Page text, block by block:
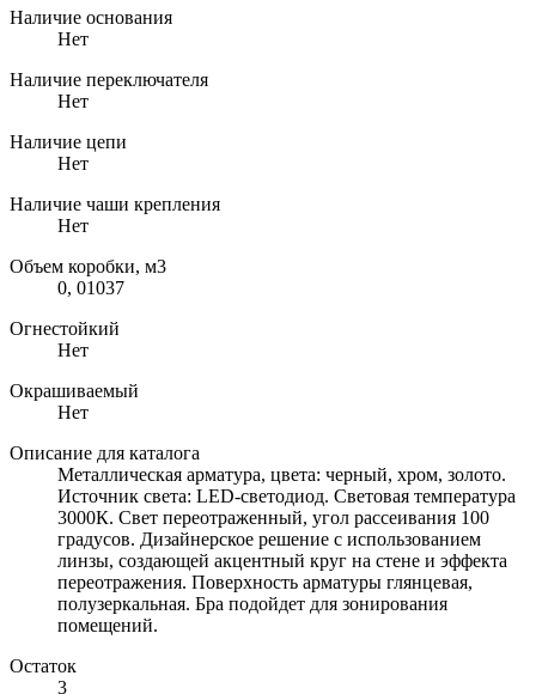
Наличие основания
Нет
Наличие переключателя
Нет
Наличие цепи
Нет
Наличие чаши крепления
Нет
Объем коробки, м3
0, 01037
Огнестойкий
Нет
Окрашиваемый
Нет
Описание для каталога
Металлическая арматура, цвета: черный, хром, золото.
Источник света: LED-светодиод. Световая температура
3000К. Свет переотраженный, угол рассеивания 100
градусов. Дизайнерское решение с использованием
линзы, создающей акцентный круг на стене и эффекта
переотражения. Поверхность арматуры глянцевая,
полузеркальная. Бра подойдет для зонирования
помещений.
Остаток
3